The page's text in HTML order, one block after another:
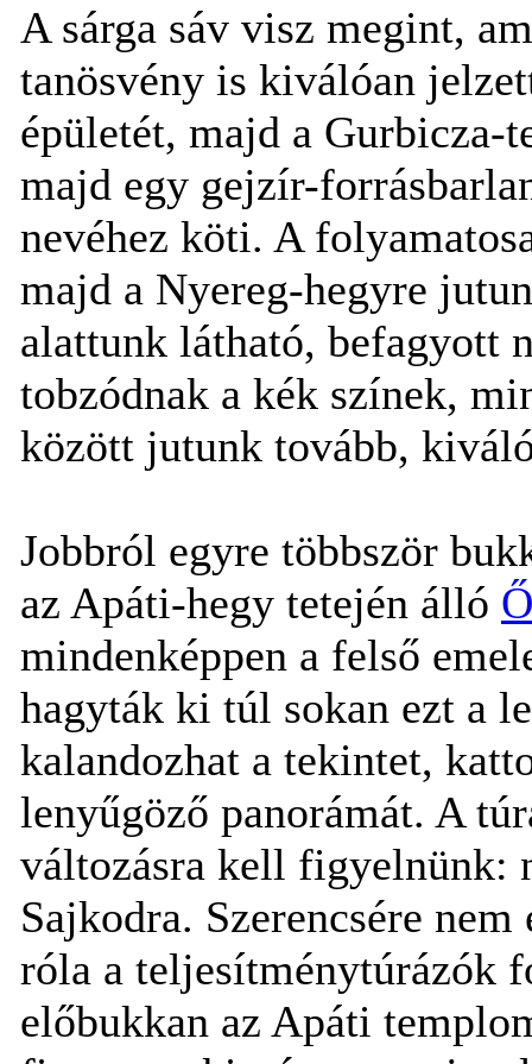
A sárga sáv visz megint,
tanösvény is kiválóan
épületét, majd a
majd egy gejzír-
nevéhez köti. A
majd a Nyereg-hegyre
alattunk látható, befagyott
tobzódnak a kék színek,
között jutunk tovább,
Jobbról egyre többször
az Apáti-hegy tetején álló
mindenképpen a felső
hagyták ki túl sokan ezt a
kalandozhat a tekintet,
lenyűgöző panorámát. A
változásra kell figyelnünk:
Sajkodra. Szerencsére
róla a teljesítménytúrázók
előbukkan az Apáti